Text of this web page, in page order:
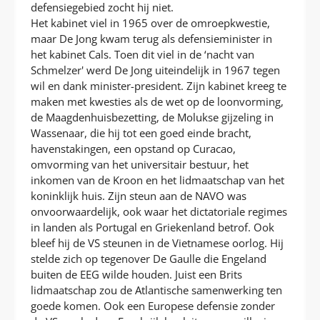
defensiegebied zocht hij niet.
Het kabinet viel in 1965 over de omroepkwestie,
maar De Jong kwam terug als defensieminister in
het kabinet Cals. Toen dit viel in de ‘nacht van
Schmelzer' werd De Jong uiteindelijk in 1967 tegen
wil en dank minister-president. Zijn kabinet kreeg te
maken met kwesties als de wet op de loonvorming,
de Maagdenhuisbezetting, de Molukse gijzeling in
Wassenaar, die hij tot een goed einde bracht,
havenstakingen, een opstand op Curacao,
omvorming van het universitair bestuur, het
inkomen van de Kroon en het lidmaatschap van het
koninklijk huis. Zijn steun aan de NAVO was
onvoorwaardelijk, ook waar het dictatoriale regimes
in landen als Portugal en Griekenland betrof. Ook
bleef hij de VS steunen in de Vietnamese oorlog. Hij
stelde zich op tegenover De Gaulle die Engeland
buiten de EEG wilde houden. Juist een Brits
lidmaatschap zou de Atlantische samenwerking ten
goede komen. Ook een Europese defensie zonder